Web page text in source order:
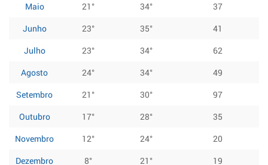
Maio
21° 34°
37
Junho
23° 35°
41
Julho
23° 34°
62
Agosto
24° 34°
49
Setembro
21° 30°
97
Outubro
17° 28°
35
Novembro
12° 24°
20
Dezembro
8° 21° 19